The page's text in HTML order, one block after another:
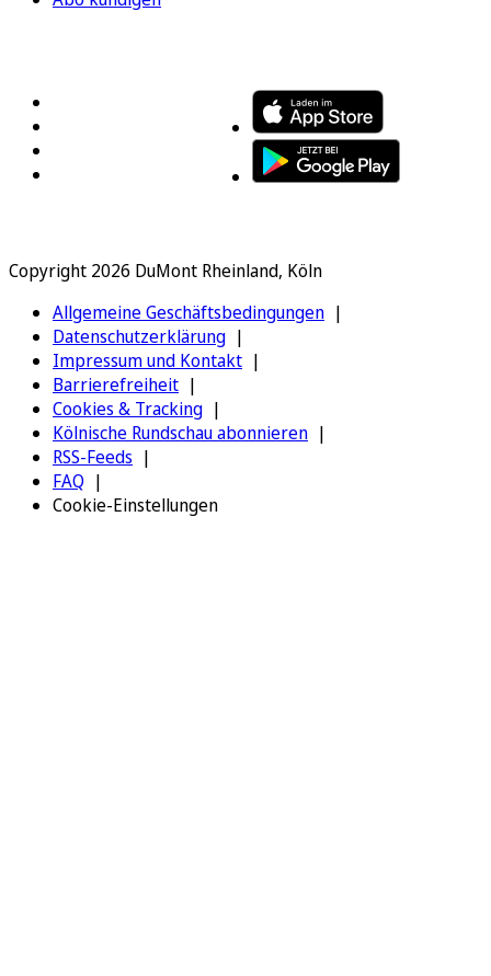
Copyright 2026 DuMont Rheinland, Köln
Allgemeine Geschäftsbedingungen
Datenschutzerklärung
Impressum und Kontakt
Barrierefreiheit
Cookies & Tracking
Kölnische Rundschau abonnieren
RSS-Feeds
FAQ
Cookie-Einstellungen